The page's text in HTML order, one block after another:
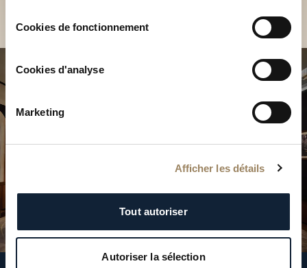
Cookies de fonctionnement
Cookies d'analyse
Marketing
Afficher les détails
Tout autoriser
Autoriser la sélection